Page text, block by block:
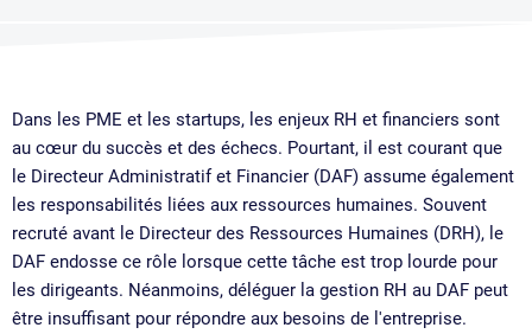
Dans les PME et les startups, les enjeux RH et financiers sont
au cœur du succès et des échecs. Pourtant, il est courant que
le Directeur Administratif et Financier (DAF) assume également
les responsabilités liées aux ressources humaines. Souvent
recruté avant le Directeur des Ressources Humaines (DRH), le
DAF endosse ce rôle lorsque cette tâche est trop lourde pour
les dirigeants. Néanmoins, déléguer la gestion RH au DAF peut
être insuffisant pour répondre aux besoins de l'entreprise.